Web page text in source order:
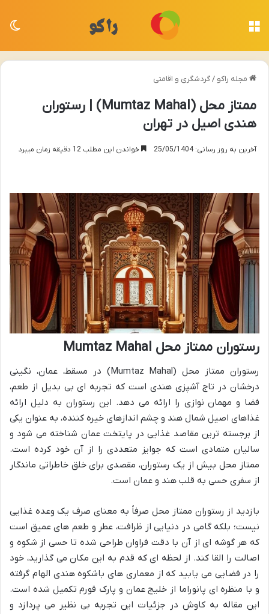
مجله راکو /گردشگری و اقامتی
ممتاز محل (Mumtaz Mahal) | رستوران
هندی اصیل در تهران
آخرین به روز رسانی: 25/05/1404 خواندن این مطلب 12 دقیقه زمان میبرد
رستوران ممتاز محل Mumtaz Mahal
رستوران ممتاز محل (Mumtaz Mahal) در مسقط، عمان، نگینی
درخشان در تاج آشپزی هندی است که تجربه ای بی بدیل از طعم،
فضا و مهمان نوازی را ارائه می دهد. این رستوران به دلیل ارائه
غذاهای اصیل شمال هند و چشم اندازهای خیره کننده، به عنوان یکی
از برجسته ترین مقاصد غذایی در پایتخت عمان شناخته می شود و
سالیان متمادی است که جوایز متعددی را از آن خود کرده است.
ممتاز محل بیش از یک رستوران، مقصدی برای خلق خاطراتی ماندگار
از سفری حسی به قلب هند و عمان است.
بازدید از رستوران ممتاز محل صرفاً به معنای صرف یک وعده غذایی
نیست؛ بلکه گامی در دنیایی از ظرافت، عطر و طعم های عمیق است
که هر گوشه ای از آن با دقت فراوان طراحی شده تا حسی از شکوه و
اصالت را القا کند. از لحظه ای که قدم به این مکان می گذارید، خود
را در فضایی می یابید که از معماری های باشکوه هندی الهام گرفته
و با منظره ای پانوراما از خلیج عمان و پارک قورم تکمیل شده است.
این مقاله به کاوش در جزئیات این تجربه بی نظیر می پردازد و